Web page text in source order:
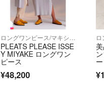
PLEATS PLEASE ISSE
Y MIYAKE ロングワン
ピース
¥48,200